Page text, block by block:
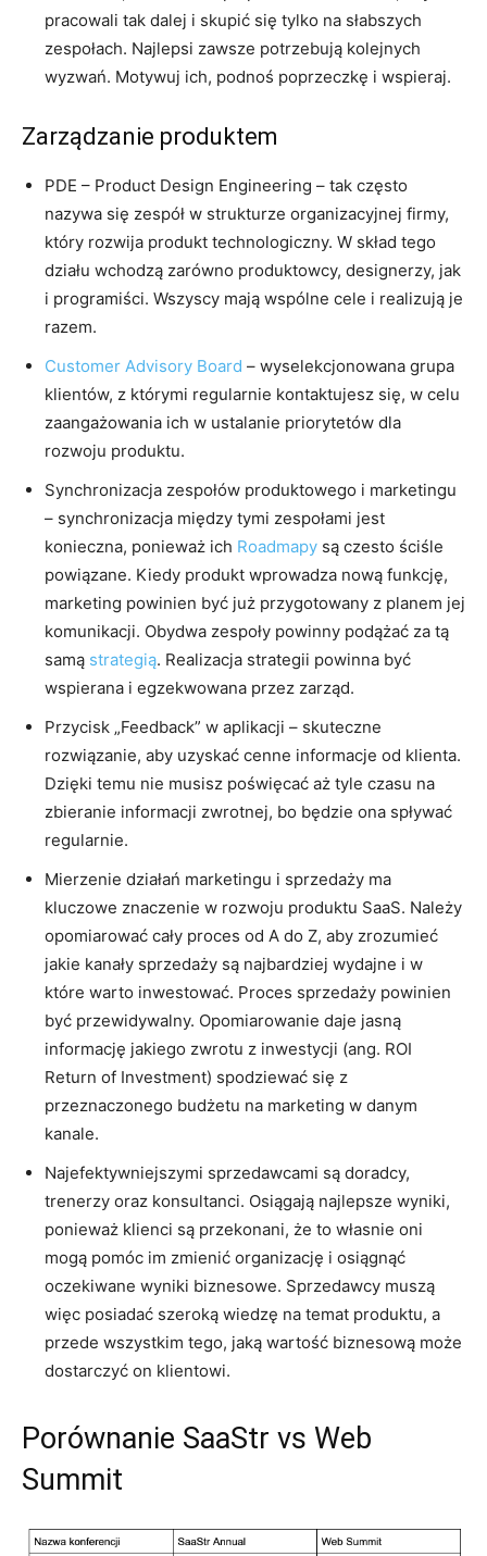
pracowali tak dalej i skupić się tylko na słabszych
zespołach. Najlepsi zawsze potrzebują kolejnych
wyzwań. Motywuj ich, podnoś poprzeczkę i wspieraj.
Zarządzanie produktem
PDE – Product Design Engineering – tak często
nazywa się zespół w strukturze organizacyjnej firmy,
który rozwija produkt technologiczny. W skład tego
działu wchodzą zarówno produktowcy, designerzy, jak
i programiści. Wszyscy mają wspólne cele i realizują je
razem.
Customer Advisory Board – wyselekcjonowana grupa
klientów, z którymi regularnie kontaktujesz się, w celu
zaangażowania ich w ustalanie priorytetów dla
rozwoju produktu.
Synchronizacja zespołów produktowego i marketingu
– synchronizacja między tymi zespołami jest
konieczna, ponieważ ich Roadmapy są czesto ściśle
powiązane. Kiedy produkt wprowadza nową funkcję,
marketing powinien być już przygotowany z planem jej
komunikacji. Obydwa zespoły powinny podążać za tą
samą strategią. Realizacja strategii powinna być
wspierana i egzekwowana przez zarząd.
Przycisk „Feedback” w aplikacji – skuteczne
rozwiązanie, aby uzyskać cenne informacje od klienta.
Dzięki temu nie musisz poświęcać aż tyle czasu na
zbieranie informacji zwrotnej, bo będzie ona spływać
regularnie.
Mierzenie działań marketingu i sprzedaży ma
kluczowe znaczenie w rozwoju produktu SaaS. Należy
opomiarować cały proces od A do Z, aby zrozumieć
jakie kanały sprzedaży są najbardziej wydajne i w
które warto inwestować. Proces sprzedaży powinien
być przewidywalny. Opomiarowanie daje jasną
informację jakiego zwrotu z inwestycji (ang. ROI
Return of Investment) spodziewać się z
przeznaczonego budżetu na marketing w danym
kanale.
Najefektywniejszymi sprzedawcami są doradcy,
trenerzy oraz konsultanci. Osiągają najlepsze wyniki,
ponieważ klienci są przekonani, że to własnie oni
mogą pomóc im zmienić organizację i osiągnąć
oczekiwane wyniki biznesowe. Sprzedawcy muszą
więc posiadać szeroką wiedzę na temat produktu, a
przede wszystkim tego, jaką wartość biznesową może
dostarczyć on klientowi.
Porównanie SaaStr vs Web
Summit